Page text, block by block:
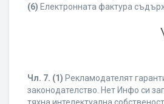
(6) Електронната фактура
Чл. 7. (1) Рекламодателят
законодателство. Нет Инфо си